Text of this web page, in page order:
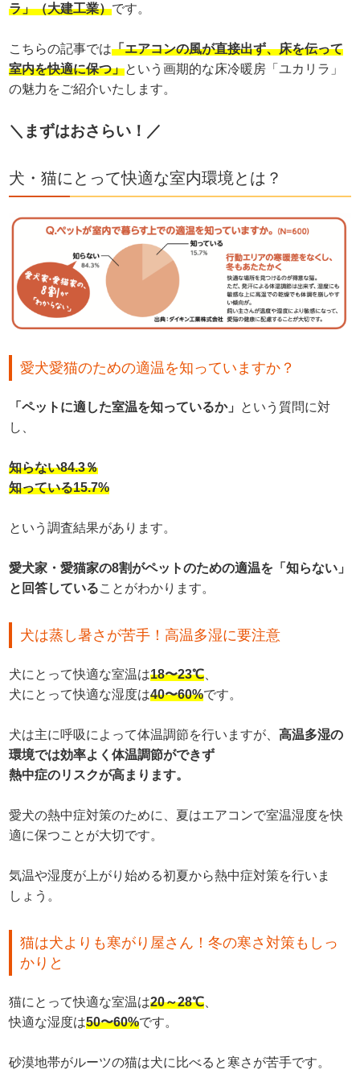
ラ」（大建工業）です。
こちらの記事では「エアコンの風が直接出ず、床を伝って
室内を快適に保つ」という画期的な床冷暖房「ユカリラ」
の魅力をご紹介いたします。
＼まずはおさらい！／
犬・猫にとって快適な室内環境とは？
愛犬愛猫のための適温を知っていますか？
「ペットに適した室温を知っているか」
という質問に対
し、
知らない84.3％
知っている15.7%
という調査結果があります。
愛犬家・愛猫家の8割がペットのための適温を「知らない」
と回答していることがわかります。
犬は蒸し暑さが苦手！高温多湿に要注意
犬にとって快適な室温は18〜23℃
犬にとって快適な湿度は40〜60%です。
犬は主に呼吸によって体温調節を行いますが、高温多湿の
環境では効率よく体温調節ができず
熱中症のリスクが高まります。
愛犬の熱中症対策のために、夏はエアコンで室温湿度を快
適に保つことが大切です。
気温や湿度が上がり始める初夏から熱中症対策を行いま
しょう。
猫は犬よりも寒がり屋さん！冬の寒さ対策もしっ
かりと
猫にとって快適な室温は20～28℃
快適な湿度は50〜60%です。
砂漠地帯がルーツの猫は犬に比べると寒さが苦手です。